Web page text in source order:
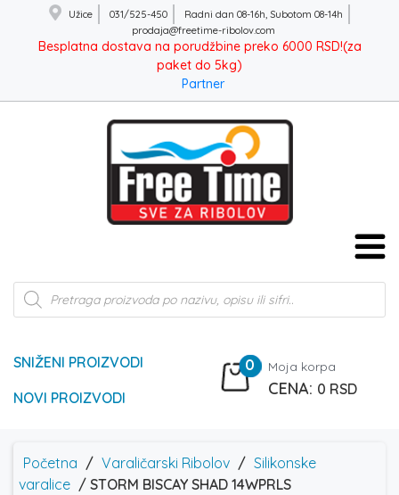
Užice 031/525-450
Radni dan 08-16h, Subotom 08-14h
prodaja@freetime-ribolov.com
Besplatna dostava na porudžbine preko 6000 RSD!(za
paket do 5kg)
Partner
Products
search
SNIŽENI PROIZVODI
NOVI PROIZVODI
0 Moja korpa
0 RSD
Početna / Varaličarski Ribolov / Silikonske
varalice / STORM BISCAY SHAD 14WPRLS